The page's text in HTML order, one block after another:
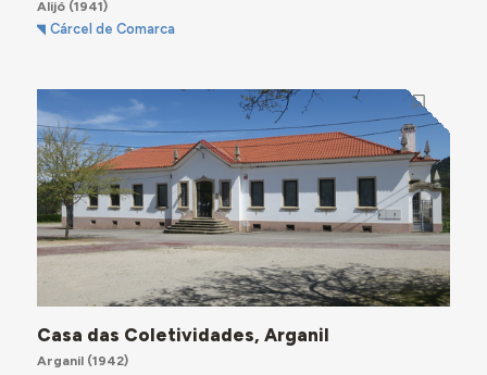
Alijó(1941)
Cárcel de Comarca
Casa das Coletividades, Arganil
Arganil(1942)